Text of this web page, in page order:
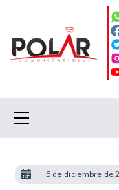
5 de diciembre de